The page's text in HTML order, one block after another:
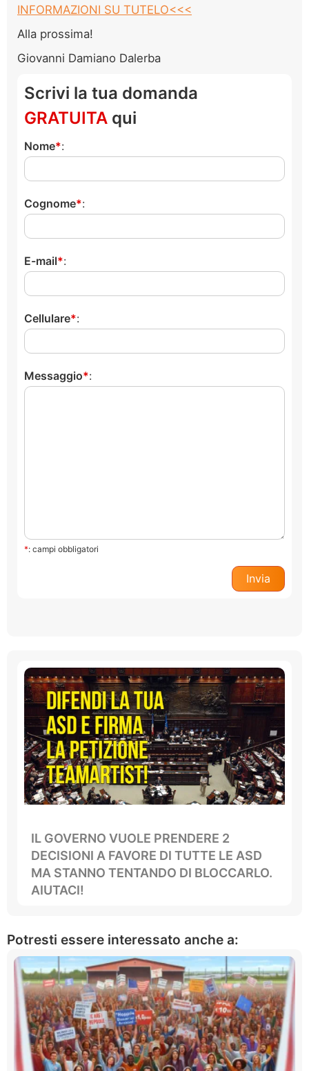
INFORMAZIONI SU TUTELO<<<
Alla prossima!
Giovanni Damiano Dalerba
Scrivi la tua domanda
GRATUITA qui
Nome :
Cognome :
E-mail :
Cellulare :
Messaggio :
*: campi obbligatori
IL GOVERNO VUOLE PRENDERE 2
DECISIONI A FAVORE DI TUTTE LE ASD
MA STANNO TENTANDO DI BLOCCARLO.
AIUTACI!
Potresti essere interessato anche a: